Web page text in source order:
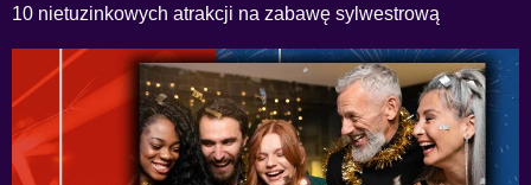
10 nietuzinkowych atrakcji na zabawę sylwestrową